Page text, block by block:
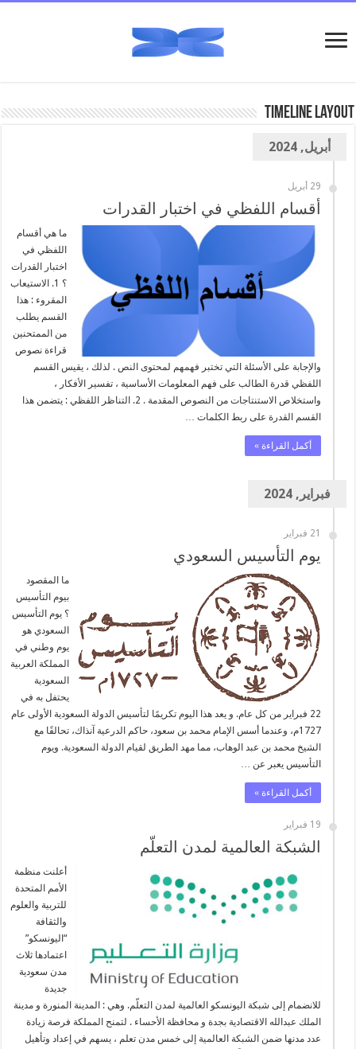
TimeLine Layout
أبريل, 2024
29 أبريل
أقسام اللفظي في اختبار القدرات
ما هي أقسام
اللفظي في
اختبار القدرات
؟ 1. الاستيعاب
المقروء : هذا
القسم يطلب
من الممتحنين
قراءة نصوص
والإجابة على الأسئلة التي تختبر فهمهم لمحتوى النص . لذلك ، يقيس القسم
اللفظي قدرة الطالب على فهم المعلومات الأساسية ، تفسير الأفكار ،
واستخلاص الاستنتاجات من النصوص المقدمة . 2. التناظر اللفظي : يتضمن هذا
القسم القدرة على ربط الكلمات …
أكمل القراءة »
فبراير, 2024
21 فبراير
يوم التأسيس السعودي
ما المقصود
بيوم التأسيس
؟ يوم التأسيس
السعودي هو
يوم وطني في
المملكة العربية
السعودية
يحتفل به في
22 فبراير من كل عام. و يعد هذا اليوم تكريمًا لتأسيس الدولة السعودية الأولى عام
1727م، وعندما أسس الإمام محمد بن سعود، حاكم الدرعية آنذاك، تحالفًا مع
الشيخ محمد بن عبد الوهاب، مما مهد الطريق لقيام الدولة السعودية. ويوم
التأسيس يعبر عن …
أكمل القراءة »
19 فبراير
الشبكة العالمية لمدن التعلّم
أعلنت منظمة
الأمم المتحدة
للتربية والعلوم
والثقافة
“اليونسكو”
اعتمادها ثلاث
مدن سعودية
جديدة
للانضمام إلى شبكة اليونسكو العالمية لمدن التعلّم. وهي : المدينة المنورة و مدينة
الملك عبدالله الاقتصادية بجدة و محافظة الأحساء . لتمنح المملكة فرصة زيادة
عدد مدنها ضمن الشبكة العالمية إلى خمس مدن تعلم ، يسهم في إعداد وتأهيل